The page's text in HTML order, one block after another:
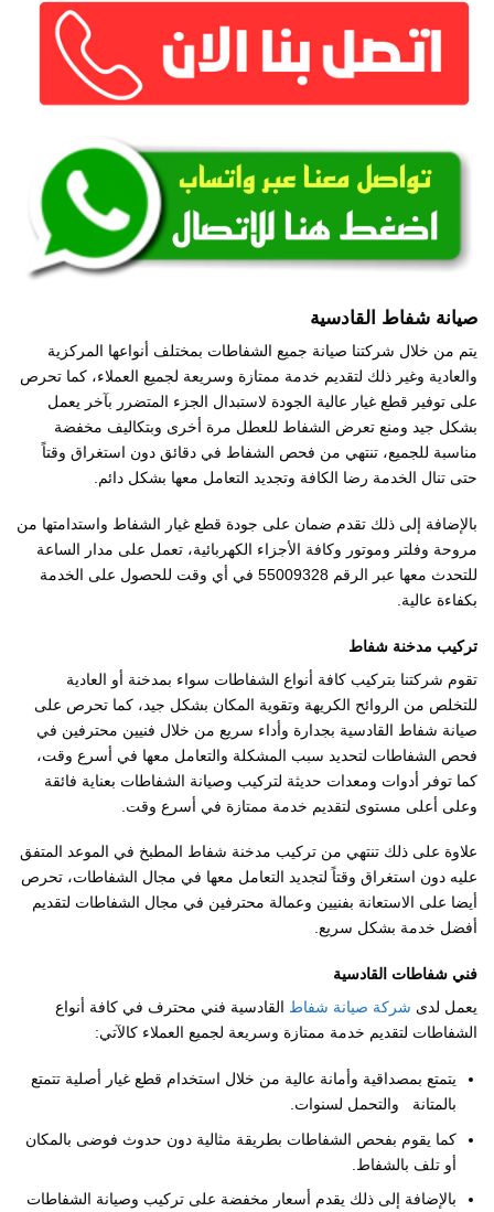
صيانة شفاط القادسية
يتم من خلال شركتنا صيانة جميع الشفاطات بمختلف أنواعها المركزية
والعادية وغير ذلك لتقديم خدمة ممتازة وسريعة لجميع العملاء، كما تحرص
على توفير قطع غيار عالية الجودة لاستبدال الجزء المتضرر بآخر يعمل
بشكل جيد ومنع تعرض الشفاط للعطل مرة أخرى وبتكاليف مخفضة
مناسبة للجميع، تنتهي من فحص الشفاط في دقائق دون استغراق وقتاً
حتى تنال الخدمة رضا الكافة وتجديد التعامل معها بشكل دائم.
بالإضافة إلى ذلك تقدم ضمان على جودة قطع غيار الشفاط واستدامتها من
مروحة وفلتر وموتور وكافة الأجزاء الكهربائية، تعمل على مدار الساعة
للتحدث معها عبر الرقم 55009328 في أي وقت للحصول على الخدمة
بكفاءة عالية.
تركيب مدخنة شفاط
تقوم شركتنا بتركيب كافة أنواع الشفاطات سواء بمدخنة أو العادية
للتخلص من الروائح الكريهة وتقوية المكان بشكل جيد، كما تحرص على
صيانة شفاط القادسية بجدارة وأداء سريع من خلال فنيين محترفين في
فحص الشفاطات لتحديد سبب المشكلة والتعامل معها في أسرع وقت،
كما توفر أدوات ومعدات حديثة لتركيب وصيانة الشفاطات بعناية فائقة
وعلى أعلى مستوى لتقديم خدمة ممتازة في أسرع وقت.
علاوة على ذلك تنتهي من تركيب مدخنة شفاط المطبخ في الموعد المتفق
عليه دون استغراق وقتاً لتجديد التعامل معها في مجال الشفاطات، تحرص
أيضا على الاستعانة بفنيين وعمالة محترفين في مجال الشفاطات لتقديم
أفضل خدمة بشكل سريع.
فني شفاطات القادسية
يعمل لدى شركة صيانة شفاط القادسية فني محترف في كافة أنواع
الشفاطات لتقديم خدمة ممتازة وسريعة لجميع العملاء كالآتي:
يتمتع بمصداقية وأمانة عالية من خلال استخدام قطع غيار أصلية تتمتع
بالمتانة والتحمل لسنوات.
كما يقوم بفحص الشفاطات بطريقة مثالية دون حدوث فوضى بالمكان
أو تلف بالشفاط.
بالإضافة إلى ذلك يقدم أسعار مخفضة على تركيب وصيانة الشفاطات